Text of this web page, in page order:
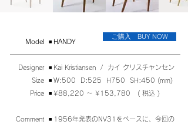
​Model ◾️
Designer ◾️
Size ◾️
Price ◾️
Comment ◾️
HANDY
Kai Kristiansen / カイ クリスチャンセン
W:500 D:525 H750 SH:450 (mm)
¥88,220 〜 ¥153,780 ( 税込 )
1956年発表のNV31をベースに、今回の
ご購入 BUY NOW